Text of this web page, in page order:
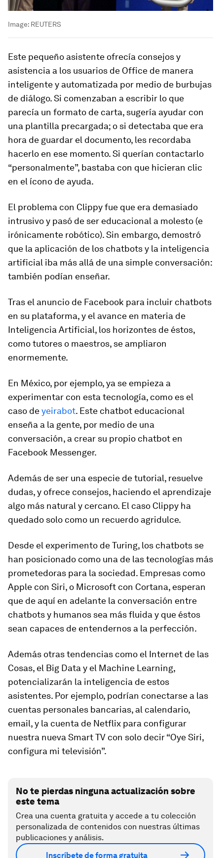
Image: REUTERS
Este pequeño asistente ofrecía consejos y
asistencia a los usuarios de Office de manera
inteligente y automatizada por medio de burbujas
de diálogo. Si comenzaban a escribir lo que
parecía un formato de carta, sugería ayudar con
una plantilla precargada; o si detectaba que era
hora de guardar el documento, les recordaba
hacerlo en ese momento. Si querían contactarlo
“personalmente”, bastaba con que hicieran clic
en el ícono de ayuda.
El problema con Clippy fue que era demasiado
intrusivo y pasó de ser educacional a molesto (e
irónicamente robótico). Sin embargo, demostró
que la aplicación de los chatbots y la inteligencia
artificial iba más allá de una simple conversación:
también podían enseñar.
Tras el anuncio de Facebook para incluir chatbots
en su plataforma, y el avance en materia de
Inteligencia Artificial, los horizontes de éstos,
como tutores o maestros, se ampliaron
enormemente.
En México, por ejemplo, ya se empieza a
experimentar con esta tecnología, como es el
caso deyeirabot. Este chatbot educacional
enseña a la gente, por medio de una
conversación, a crear su propio chatbot en
Facebook Messenger.
Además de ser una especie de tutorial, resuelve
dudas, y ofrece consejos, haciendo el aprendizaje
algo más natural y cercano. El caso Clippy ha
quedado solo como un recuerdo agridulce.
Desde el experimento de Turing, los chatbots se
han posicionado como una de las tecnologías más
prometedoras para la sociedad. Empresas como
Apple con Siri, o Microsoft con Cortana, esperan
que de aquí en adelante la conversación entre
chatbots y humanos sea más fluida y que éstos
sean capaces de entendernos a la perfección.
Además otras tendencias como el Internet de las
Cosas, el Big Data y el Machine Learning,
potencializarán la inteligencia de estos
asistentes. Por ejemplo, podrían conectarse a las
cuentas personales bancarias, al calendario,
email, y la cuenta de Netflix para configurar
nuestra nueva Smart TV con solo decir “Oye Siri,
configura mi televisión”.
No te pierdas ninguna actualización sobre
este tema
Crea una cuenta gratuita y accede a tu colección
personalizada de contenidos con nuestras últimas
publicaciones y análisis.
Inscríbete de forma gratuita